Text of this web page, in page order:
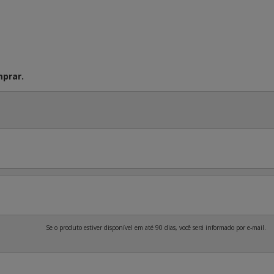
Se o produto estiver disponível em até 90 dias, você será informado por e-mail.